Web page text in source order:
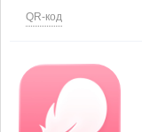
QR-код